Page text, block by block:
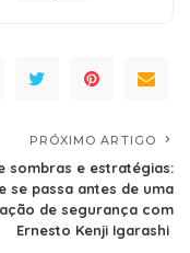
PRÓXIMO ARTIGO
sombras e estratégias:
se passa antes de uma
de segurança com
Ernesto Kenji Igarashi